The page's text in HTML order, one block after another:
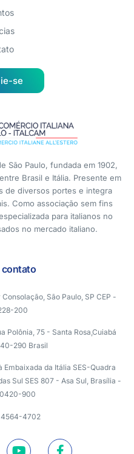
se
São Paulo, fundada em 1902,
Brasil e Itália. Presente em
de diversos portes e integra
Como associação sem fins
para italianos no
no mercado italiano.
contato
Consolação, São Paulo, SP CEP -
200
Polônia, 75 - Santa Rosa,Cuiabá
290 Brasil
Embaixada da Itália SES-Quadra
Sul SES 807 - Asa Sul, Brasília -
900
4564-4702